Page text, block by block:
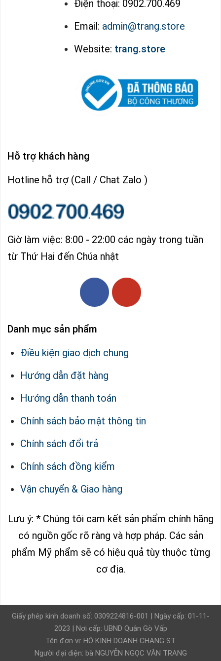
Điện thoại: 0902.700.469
Email: admin@trang.store
Website: trang.store
Hỗ trợ khách hàng
Hotline hỗ trợ (Call / Chat Zalo )
Giờ làm việc: 8:00 - 22:00 các ngày trong tuần
từ Thứ Hai đến Chúa nhật
Danh mục sản phẩm
Điều kiện giao dịch chung
Hướng dẫn đặt hàng
Hướng dẫn thanh toán
Chính sách bảo mật thông tin
Chính sách đổi trả
Chính sách đồng kiểm
Vận chuyển & Giao hàng
Lưu ý: * Chúng tôi cam kết sản phẩm chính hãng
có nguồn gốc rõ ràng và hợp pháp. Các sản
phẩm Mỹ phẩm sẽ có hiệu quả tùy thuộc từng
cơ địa.
Giấy phép kinh doanh số: 0309224816-001 | Ngày cấp: 01-11-
2023 | Nơi cấp: UBND Quận Gò Vấp
Tên đơn vị: HỘ KINH DOANH CHANG ST
Người đại diện: bà NGUYỄN NGỌC VÂN TRANG